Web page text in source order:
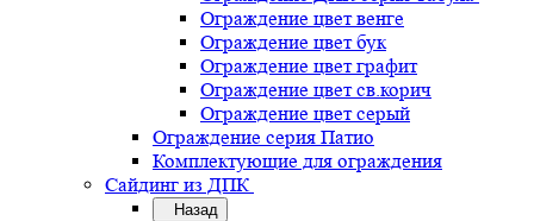
Ограждение цвет венге
Ограждение цвет бук
Ограждение цвет графит
Ограждение цвет св.корич
Ограждение цвет серый
Ограждение серия Патио
Комплектующие для ограждения
Сайдинг из ДПК
Назад